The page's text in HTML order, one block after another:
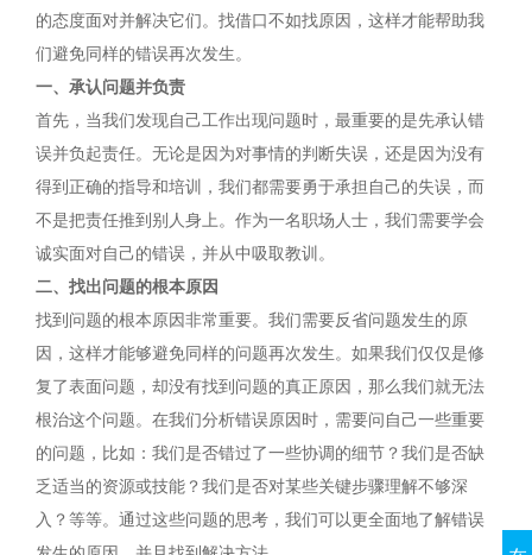
的态度面对并解决它们。找借口不如找原因，这样才能帮助我
们避免同样的错误再次发生。
一、承认问题并负责
首先，当我们发现自己工作出现问题时，最重要的是先承认错
误并负起责任。无论是因为对事情的判断失误，还是因为没有
得到正确的指导和培训，我们都需要勇于承担自己的失误，而
不是把责任推到别人身上。作为一名职场人士，我们需要学会
诚实面对自己的错误，并从中吸取教训。
二、找出问题的根本原因
找到问题的根本原因非常重要。我们需要反省问题发生的原
因，这样才能够避免同样的问题再次发生。如果我们仅仅是修
复了表面问题，却没有找到问题的真正原因，那么我们就无法
根治这个问题。在我们分析错误原因时，需要问自己一些重要
的问题，比如：我们是否错过了一些协调的细节？我们是否缺
乏适当的资源或技能？我们是否对某些关键步骤理解不够深
入？等等。通过这些问题的思考，我们可以更全面地了解错误